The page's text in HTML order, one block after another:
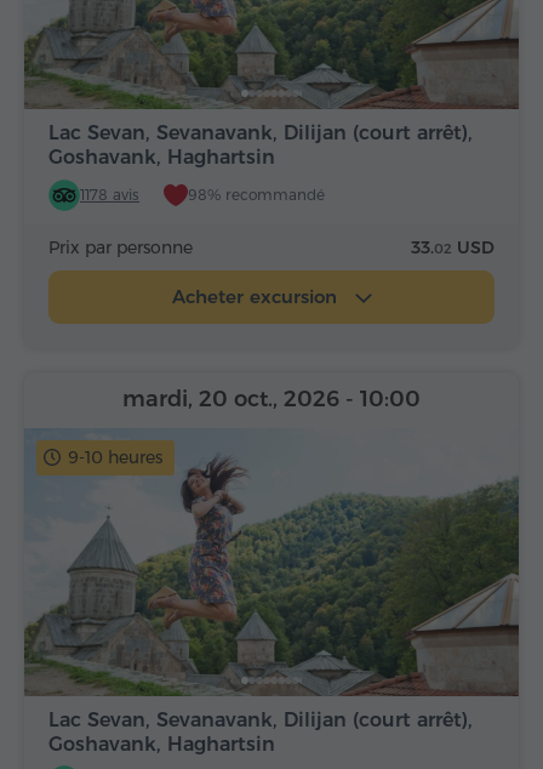
Lac Sevan, Sevanavank, Dilijan (court arrêt),
Goshavank, Haghartsin
1178 avis 98% recommandé
Prix par personne 33.02 USD
Acheter excursion
9-10 heures
Lac Sevan, Sevanavank, Dilijan (court arrêt),
Goshavank, Haghartsin
mardi, 20 oct., 2026 - 10:00